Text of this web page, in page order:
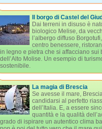
Il borgo di Castel del
Dai terreni in disuso è
biologico Melise, da
l’albergo diffuso
centro benessere,
in legno e pietra che si affacciano sui
dell’Alto Molise. Un esempio di
sostenibile.
La magia di Brescia
Se avesse il mare,
candidarsi al perfetto
dell’Italia. E, a essere
quantità e la qualità
grado di ispirare un autentico clima